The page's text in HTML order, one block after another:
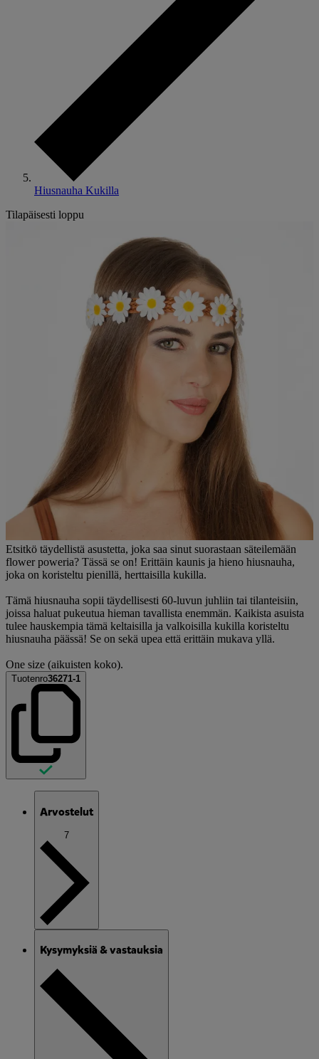
Hiusnauha Kukilla
Tilapäisesti loppu
Etsitkö täydellistä asustetta, joka saa sinut suorastaan säteilemään
flower poweria? Tässä se on! Erittäin kaunis ja hieno hiusnauha,
joka on koristeltu pienillä, herttaisilla kukilla.
Tämä hiusnauha sopii täydellisesti 60-luvun juhliin tai tilanteisiin,
joissa haluat pukeutua hieman tavallista enemmän. Kaikista asuista
tulee hauskempia tämä keltaisilla ja valkoisilla kukilla koristeltu
hiusnauha päässä! Se on sekä upea että erittäin mukava yllä.
One size (aikuisten koko).
Tuotenro36271-1
Arvostelut
7
Kysymyksiä & vastauksia